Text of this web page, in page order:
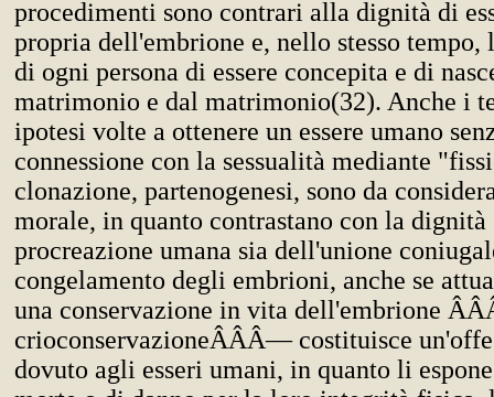
procedimenti sono contrari alla dignità di
propria dell'embrione e, nello stesso
di ogni persona di essere concepita e di
matrimonio e dal matrimonio(32). Anche i
ipotesi volte a ottenere un essere umano
connessione con la sessualità mediante
clonazione, partenogenesi, sono da
morale, in quanto contrastano con la dignità
procreazione umana sia dell'unione
congelamento degli embrioni, anche se
una conservazione in vita dell'embrione
crioconservazioneÂÂÂ— costituisce
dovuto agli esseri umani, in quanto li